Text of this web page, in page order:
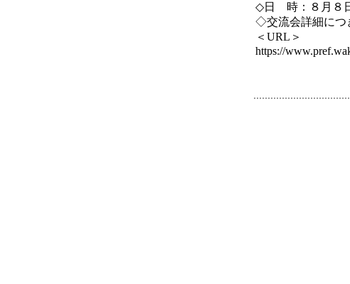
◇日 時：８月８
◇交流会詳細につ
＜URL＞
https://